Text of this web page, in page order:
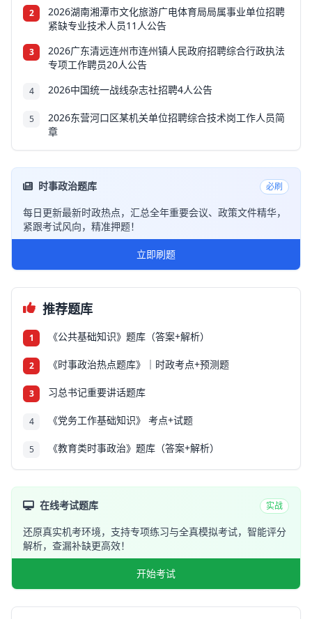
2
2026湖南湘潭市文化旅游广电体育局局属事业单位招聘
紧缺专业技术人员11人公告
3
2026广东清远连州市连州镇人民政府招聘综合行政执法
专项工作聘员20人公告
4 2026中国统一战线杂志社招聘4人公告
5
2026东营河口区某机关单位招聘综合技术岗工作人员简
章
时事政治题库 必刷
每日更新最新时政热点，汇总全年重要会议、政策文件精华，
紧跟考试风向，精准押题！
立即刷题
推荐题库
1 《公共基础知识》题库（答案+解析）
2 《时事政治热点题库》｜时政考点+预测题
3 习总书记重要讲话题库
4 《党务工作基础知识》 考点+试题
5 《教育类时事政治》题库（答案+解析）
在线考试题库 实战
还原真实机考环境，支持专项练习与全真模拟考试，智能评分
解析，查漏补缺更高效！
开始考试